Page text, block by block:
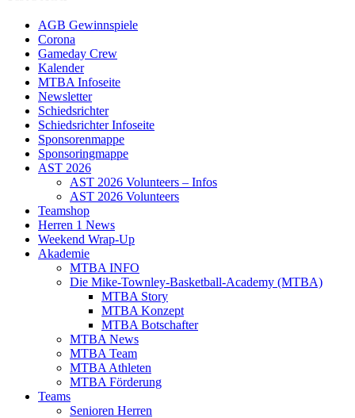
AGB Gewinnspiele
Corona
Gameday Crew
Kalender
MTBA Infoseite
Newsletter
Schiedsrichter
Schiedsrichter Infoseite
Sponsorenmappe
Sponsoringmappe
AST 2026
AST 2026 Volunteers – Infos
AST 2026 Volunteers
Teamshop
Herren 1 News
Weekend Wrap-Up
Akademie
MTBA INFO
Die Mike-Townley-Basketball-Academy (MTBA)
MTBA Story
MTBA Konzept
MTBA Botschafter
MTBA News
MTBA Team
MTBA Athleten
MTBA Förderung
Teams
Senioren Herren